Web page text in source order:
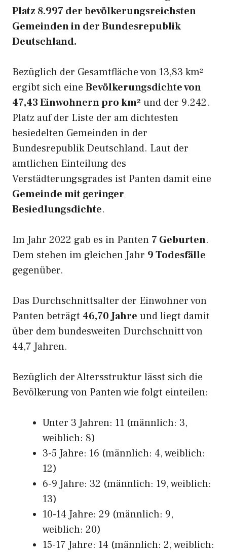
Platz 8.997 der bevölkerungsreichsten
Gemeinden in der Bundesrepublik
Deutschland.
Bezüglich der Gesamtfläche von 13,83 km²
ergibt sich eine Bevölkerungsdichte von
47,43 Einwohnern pro km² und der 9.242.
Platz auf der Liste der am dichtesten
besiedelten Gemeinden in der
Bundesrepublik Deutschland. Laut der
amtlichen Einteilung des
Verstädterungsgrades ist Panten damit eine
Gemeinde mit geringer
Besiedlungsdichte.
Im Jahr 2022 gab es in Panten 7 Geburten.
Dem stehen im gleichen Jahr 9 Todesfälle
gegenüber.
Das Durchschnittsalter der Einwohner von
Panten beträgt 46,70 Jahre und liegt damit
über dem bundesweiten Durchschnitt von
44,7 Jahren.
Bezüglich der Altersstruktur lässt sich die
Bevölkerung von Panten wie folgt einteilen:
Unter 3 Jahren: 11 (männlich: 3,
weiblich: 8)
3-5 Jahre: 16 (männlich: 4, weiblich:
12)
6-9 Jahre: 32 (männlich: 19, weiblich:
13)
10-14 Jahre: 29 (männlich: 9,
weiblich: 20)
15-17 Jahre: 14 (männlich: 2, weiblich: